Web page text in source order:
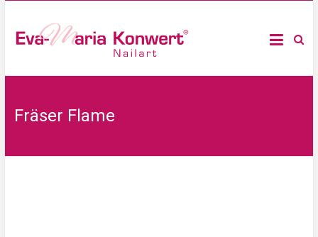
Fräser Flame